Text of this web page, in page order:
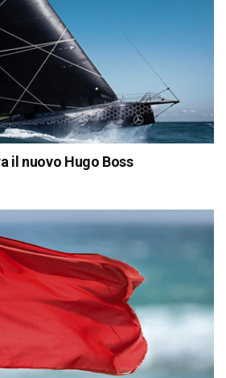
il nuovo Hugo Boss